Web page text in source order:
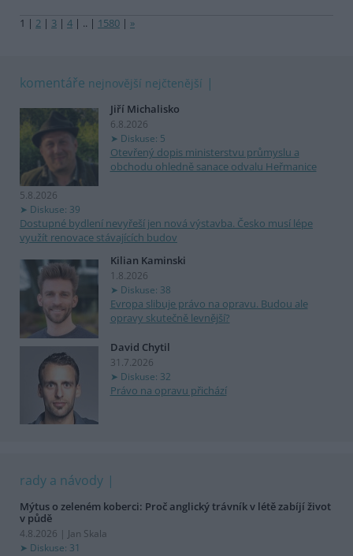
1 | 2 | 3 | 4 | .. | 1580 | »
komentáře nejnovější nejčtenější
Jiří Michalisko
6.8.2026
Diskuse: 5
Otevřený dopis ministerstvu průmyslu a
obchodu ohledně sanace odvalu Heřmanice
5.8.2026
Diskuse: 39
Dostupné bydlení nevyřeší jen nová výstavba. Česko musí lépe
využít renovace stávajících budov
Kilian Kaminski
1.8.2026
Diskuse: 38
Evropa slibuje právo na opravu. Budou ale
opravy skutečně levnější?
David Chytil
31.7.2026
Diskuse: 32
Právo na opravu přichází
rady a návody
Mýtus o zeleném koberci: Proč anglický trávník v létě zabíjí život
v půdě
4.8.2026 | Jan Skala
Diskuse: 31